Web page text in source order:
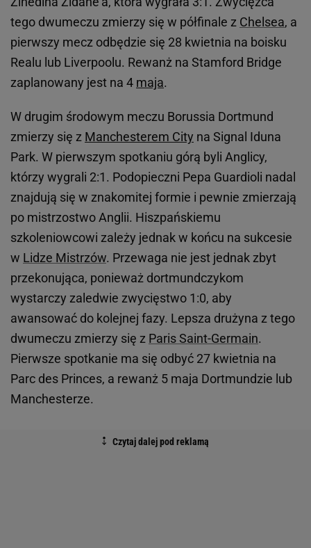
tego dwumeczu zmierzy się w półfinale z Chelsea, a
pierwszy mecz odbędzie się 28 kwietnia na boisku
Realu lub Liverpoolu. Rewanż na Stamford Bridge
zaplanowany jest na 4 maja.
W drugim środowym meczu Borussia Dortmund
zmierzy się z Manchesterem City na Signal Iduna
Park. W pierwszym spotkaniu górą byli Anglicy,
którzy wygrali 2:1. Podopieczni Pepa Guardioli nadal
znajdują się w znakomitej formie i pewnie zmierzają
po mistrzostwo Anglii. Hiszpańskiemu
szkoleniowcowi zależy jednak w końcu na sukcesie
w Lidze Mistrzów. Przewaga nie jest jednak zbyt
przekonująca, ponieważ dortmundczykom
wystarczy zaledwie zwycięstwo 1:0, aby
awansować do kolejnej fazy. Lepsza drużyna z tego
dwumeczu zmierzy się z Paris Saint-Germain.
Pierwsze spotkanie ma się odbyć 27 kwietnia na
Parc des Princes, a rewanż 5 maja Dortmundzie lub
Manchesterze.